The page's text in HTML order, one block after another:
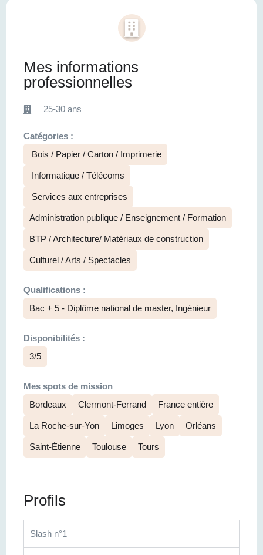
Mes informations
professionnelles
25-30 ans
Catégories :
Bois / Papier / Carton / Imprimerie
Informatique / Télécoms
Services aux entreprises
Administration publique / Enseignement / Formation
BTP / Architecture/ Matériaux de construction
Culturel / Arts / Spectacles
Qualifications :
Bac + 5 - Diplôme national de master, Ingénieur
Disponibilités :
3/5
Mes spots de mission
Bordeaux
Clermont-Ferrand France entière
La Roche-sur-Yon Limoges Lyon Orléans
Saint-Étienne Toulouse Tours
Profils
Slash n°1